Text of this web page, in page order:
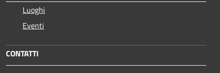
Luoghi
Eventi
CONTATTI